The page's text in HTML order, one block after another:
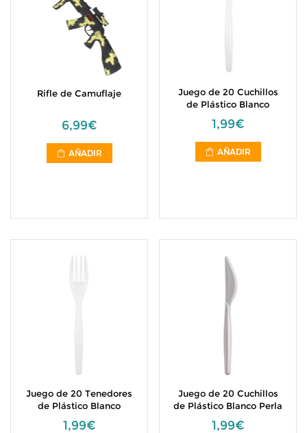
Rifle de Camuflaje
6,99€
AÑADIR
Juego de 20 Cuchillos
de Plástico Blanco
1,99€
AÑADIR
Juego de 20 Tenedores
de Plástico Blanco
1,99€
Juego de 20 Cuchillos
de Plástico Blanco Perla
1,99€